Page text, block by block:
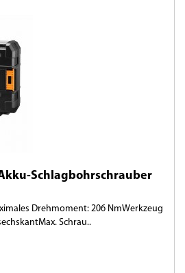
Akku-Schlagbohrschrauber
Drehmoment: 206 NmWerkzeug
Schrau..